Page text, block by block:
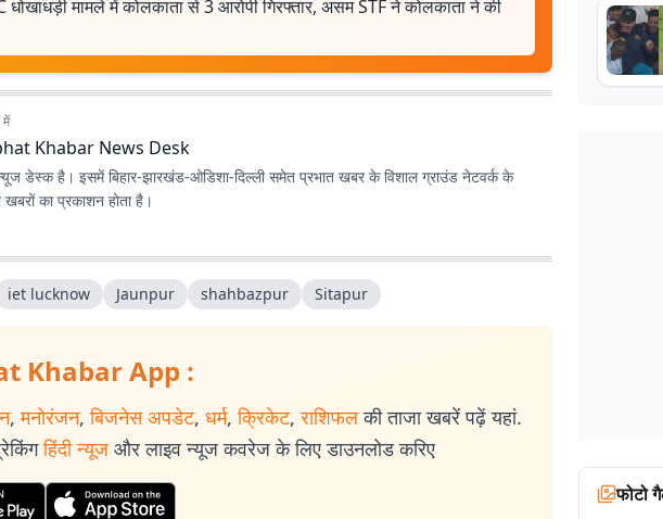
धोखाधड़ी मामले में कोलकाता से 3 आरोपी गिरफ्तार, असम STF ने कोलकाता ने की
Khabar News Desk
डेस्क है। इसमें बिहार-झारखंड-ओडिशा-दिल्‍ली समेत प्रभात खबर के विशाल ग्राउंड नेटवर्क के
खबरों का प्रकाशन होता है।
iet lucknow Jaunpur shahbazpur Sitapur
Khabar App :
, मनोरंजन, बिजनेस अपडेट, धर्म, क्रिकेट, राशिफल की ताजा खबरें पढ़ें यहां.
हिंदी न्यूज और लाइव न्यूज कवरेज के लिए डाउनलोड करिए
फोटो